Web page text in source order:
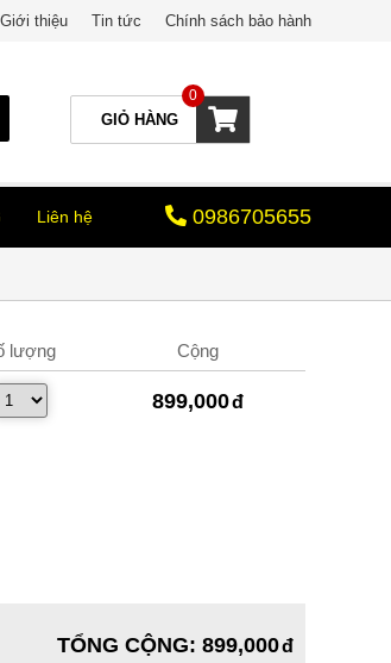
Giới thiệu Tin tức Chính sách bảo hành
GIỎ HÀNG
0
0986705655
Liên hệ
lượng Cộng
899,000
TỔNG CỘNG: 899,000